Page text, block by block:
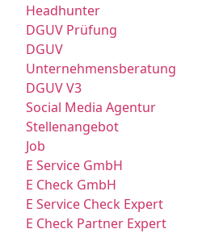
Headhunter
DGUV Prüfung
DGUV
Unternehmensberatung
DGUV V3
Social Media Agentur
Stellenangebot
Job
E Service GmbH
E Check GmbH
E Service Check Expert
E Check Partner Expert